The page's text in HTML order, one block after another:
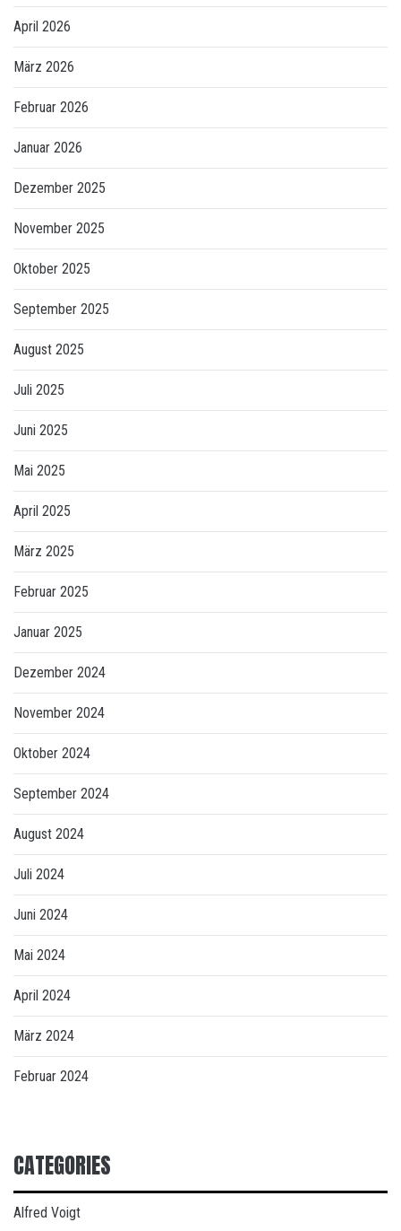
April 2026
März 2026
Februar 2026
Januar 2026
Dezember 2025
November 2025
Oktober 2025
September 2025
August 2025
Juli 2025
Juni 2025
Mai 2025
April 2025
März 2025
Februar 2025
Januar 2025
Dezember 2024
November 2024
Oktober 2024
September 2024
August 2024
Juli 2024
Juni 2024
Mai 2024
April 2024
März 2024
Februar 2024
CATEGORIES
Alfred Voigt